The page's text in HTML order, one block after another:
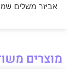
אביזר משלים
מוצרים